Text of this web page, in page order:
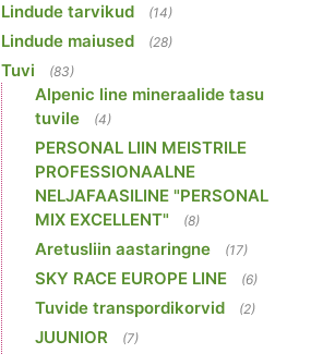
Lindude tarvikud (14)
Lindude maiused (28)
Tuvi (83)
Alpenic line mineraalide tasu
tuvile
(4)
PERSONAL LIIN MEISTRILE
PROFESSIONAALNE
NELJAFAASILINE "PERSONAL
MIX EXCELLENT"
(8)
Aretusliin aastaringne (17)
SKY RACE EUROPE LINE (6)
Tuvide transpordikorvid (2)
JUUNIOR (7)